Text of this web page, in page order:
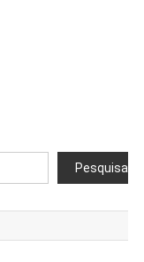
Pesquisar